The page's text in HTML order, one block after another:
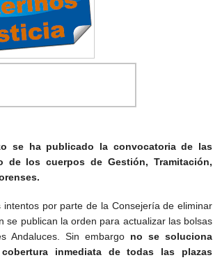
se ha publicado la convocatoria de las
de los cuerpos de Gestión, Tramitación,
por parte de la Consejería de eliminar
se publican la orden para actualizar las bolsas
Andaluces. Sin embargo no se soluciona
inmediata de todas las plazas